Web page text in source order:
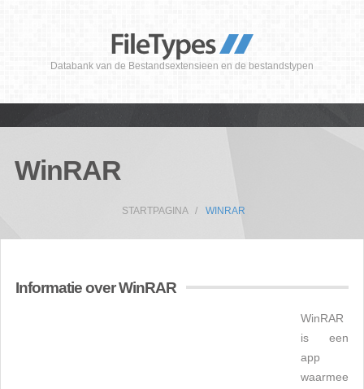
Databank van de Bestandsextensieen en de bestandstypen
WinRAR
STARTPAGINA WINRAR
Informatie over WinRAR
WinRAR
is een
app
waarmee